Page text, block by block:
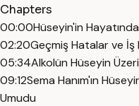
Chapters
00:00Hüseyin'in
02:20Geçmiş Hatalar ve İş
05:34Alkolün Hüseyin
09:12Sema Hanım'ın
Umudu